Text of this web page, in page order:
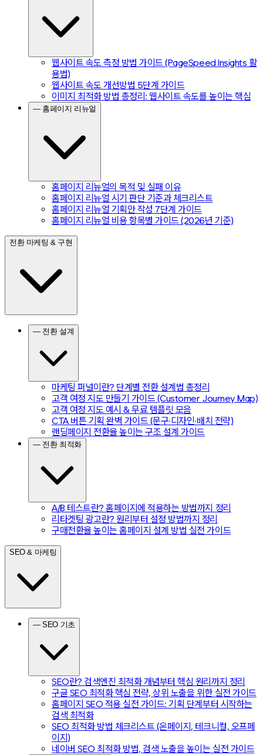
웹사이트 속도 측정 방법 가이드 (PageSpeed Insights 활
용법)
웹사이트 속도 개선방법 5단계 가이드
이미지 최적화 방법 총정리: 웹사이트 속도를 높이는 핵심
— 홈페이지 리뉴얼
홈페이지 리뉴얼의 목적 및 실패 이유
홈페이지 리뉴얼 시기 판단 기준과 체크리스트
홈페이지 리뉴얼 기획안 작성 7단계 가이드
홈페이지 리뉴얼 비용 항목별 가이드 (2026년 기준)
전환 마케팅 & 구현
— 전환 설계
마케팅 퍼널이란? 단계별 전환 설계법 총정리
고객 여정 지도 만들기 가이드 (Customer Journey Map)
고객 여정 지도 예시 & 무료 템플릿 모음
CTA 버튼 기획 완벽 가이드 (문구·디자인·배치 전략)
랜딩페이지 전환율 높이는 구조 설계 가이드
— 전환 최적화
A/B 테스트란? 홈페이지에 적용하는 방법까지 정리
리타겟팅 광고란? 원리부터 설정 방법까지 정리
구매전환율 높이는 홈페이지 설계 방법 실전 가이드
SEO & 마케팅
— SEO 기초
SEO란? 검색엔진 최적화 개념부터 핵심 원리까지 정리
구글 SEO 최적화 핵심 전략, 상위 노출을 위한 실전 가이드
홈페이지 SEO 적용 실전 가이드: 기획 단계부터 시작하는
검색 최적화
SEO 최적화 방법 체크리스트 (온페이지, 테크니컬, 오프페
이지)
네이버 SEO 최적화 방법, 검색 노출을 높이는 실전 가이드